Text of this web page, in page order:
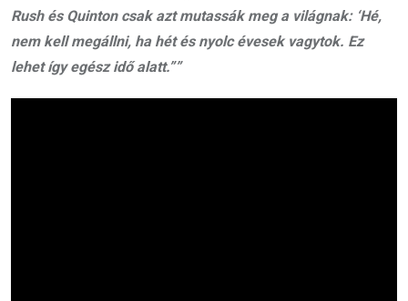
Rush és Quinton csak azt mutassák meg a világnak: ‘Hé,
nem kell megállni, ha hét és nyolc évesek vagytok. Ez
lehet így egész idő alatt.””